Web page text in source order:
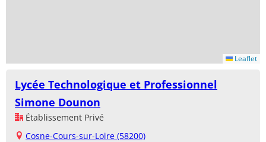
Leaflet
Lycée Technologique et Professionnel
Simone Dounon
Établissement Privé
Cosne-Cours-sur-Loire (58200)